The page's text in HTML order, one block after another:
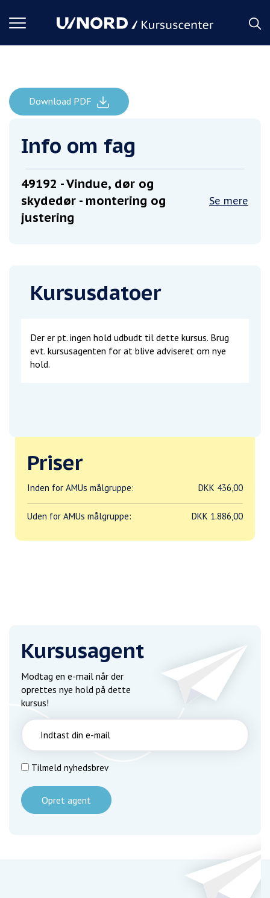
Toggle
Forside Vindue, dør og skydedør - montering og justering
Download PDF
Info om fag
49192 - Vindue, dør og
skydedør - montering og
justering
Se mere
Kursusdatoer
Der er pt. ingen hold udbudt til dette kursus. Brug
evt. kursusagenten for at blive adviseret om nye
hold.
Priser
Inden for AMUs målgruppe: DKK 436,00
Uden for AMUs målgruppe: DKK 1.886,00
Kursusagent
Modtag en e-mail når der
oprettes nye hold på dette
kursus!
Tilmeld nyhedsbrev
Opret agent